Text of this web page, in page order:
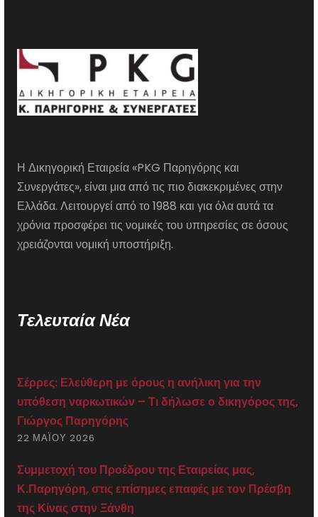
Η Δικηγορική Εταιρεία «PKG Παρηγόρης και
Συνεργάτες», είναι μια από τις πιο διακεκριμένες στην
Ελλάδα. Λειτουργεί από το 1988 και για όλα αυτά τα
χρόνια προσφέρει τις νομικές του υπηρεσίες σε όσους
χρειάζονται νομική υποστήριξη.
Τελευταία Νέα
Σέρρες: Ελεύθερη με όρους η ανήλικη για την
υπόθεση ναρκωτικών – Τι δήλωσε ο δικηγόρος της,
Γιώργος Παρηγόρης
22 ΜΑΪ́ΟΥ 2026
Συμμετοχή του Προέδρου της Εταιρείας μας,
Κ.Παρηγόρη, στις επίσημες επαφές με τον Πρέσβη
της Κίνας στην Ξάνθη